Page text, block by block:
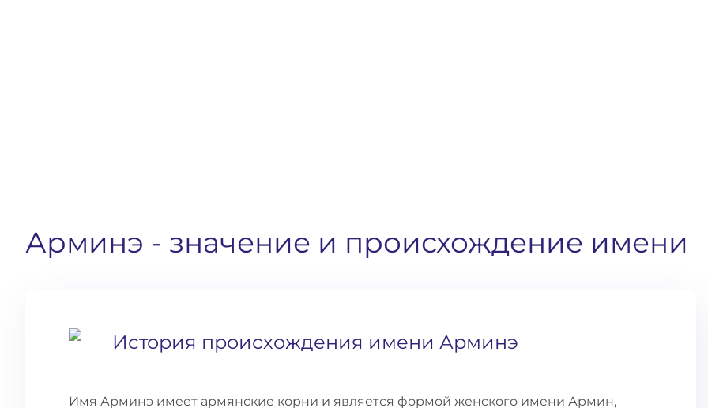
Арминэ - значение и происхождение имени
История происхождения имени Арминэ
Имя Арминэ имеет армянские корни и является формой женского имени Армин,